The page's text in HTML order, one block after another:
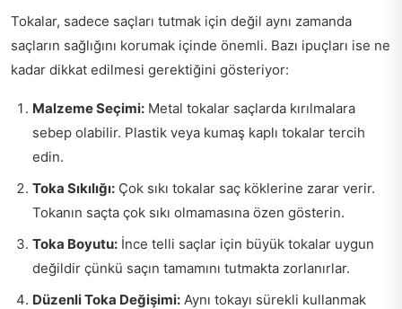
Tokalar, sadece saçları tutmak için değil aynı zamanda
saçların sağlığını korumak içinde önemli. Bazı ipuçları ise ne
kadar dikkat edilmesi gerektiğini gösteriyor:
Malzeme Seçimi: Metal tokalar saçlarda kırılmalara
sebep olabilir. Plastik veya kumaş kaplı tokalar tercih
edin.
Toka Sıkılığı: Çok sıkı tokalar saç köklerine zarar verir.
Tokanın saçta çok sıkı olmamasına özen gösterin.
Toka Boyutu: İnce telli saçlar için büyük tokalar uygun
değildir çünkü saçın tamamını tutmakta zorlanırlar.
Düzenli Toka Değişimi: Aynı tokayı sürekli kullanmak